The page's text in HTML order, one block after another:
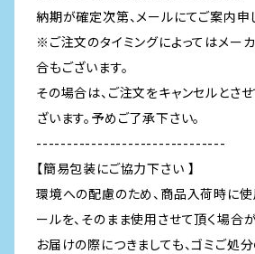
納期が確定次第、メールにてご案内申
※ご注文のタイミングによってはメー
合もございます。
その場合は、ご注文をキャンセルとさ
ざいます。予めご了承下さい。
-------------------------------
【簡易包装にご協力下さい 】
環境への配慮のため、商品入荷時に
ールを、そのまま使用させて頂く場合が
お届けの際につきましても、ゴミご処